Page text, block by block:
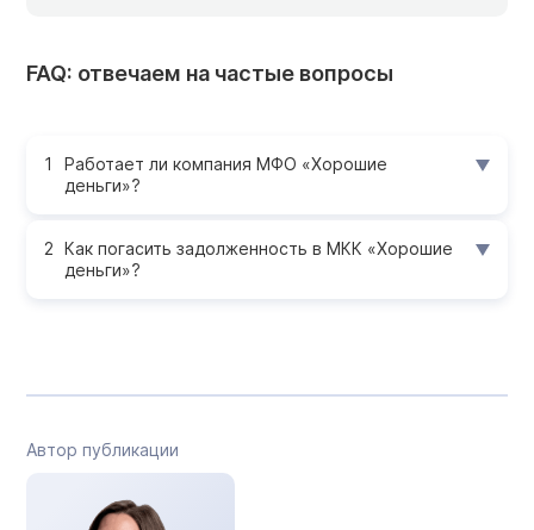
FAQ: отвечаем на частые вопросы
Работает ли компания МФО «Хорошие
деньги»?
Как погасить задолженность в МКК «Хорошие
деньги»?
Автор публикации